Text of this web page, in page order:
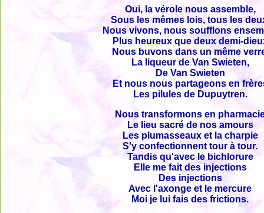
Oui, la vérole nous assemble,
Sous les mêmes lois, tous les
Nous vivons, nous soufflons
Plus heureux que deux demi-
Nous buvons dans un même
La liqueur de Van Swieten,
De Van Swieten
Et nous nous partageons en
Les pilules de Dupuytren.
Nous transformons en
Le lieu sacré de nos amours
Les plumasseaux et la charpie
S'y confectionnent tour à tour.
Tandis qu'avec le bichlorure
Elle me fait des injections
Des injections
Avec l'axonge et le mercure
Moi je lui fais des frictions.